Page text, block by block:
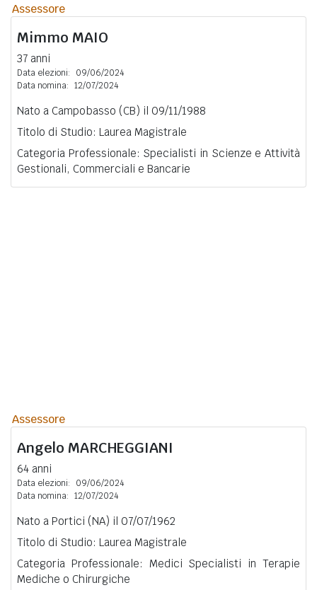
Assessore
Mimmo MAIO
37 anni
Data elezioni:
09/06/2024
Data nomina: 12/07/2024
Nato a Campobasso (CB) il 09/11/1988
Titolo di Studio: Laurea Magistrale
Categoria Professionale: Specialisti in Scienze e Attività
Gestionali, Commerciali e Bancarie
Assessore
Angelo MARCHEGGIANI
64 anni
Data elezioni:
09/06/2024
Data nomina: 12/07/2024
Nato a Portici (NA) il 07/07/1962
Titolo di Studio: Laurea Magistrale
Categoria Professionale: Medici Specialisti in Terapie
Mediche o Chirurgiche